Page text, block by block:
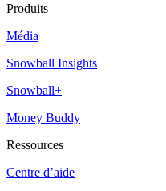
Produits
Média
Snowball Insights
Snowball+
Money Buddy
Ressources
Centre d’aide